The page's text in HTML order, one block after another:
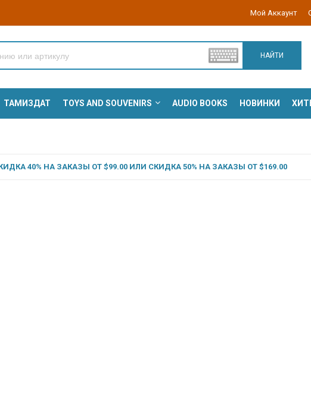
Мой Аккаунт
НАЙТИ
ТАМИЗДАТ TOYS AND SOUVENIRS AUDIO BOOKS НОВИНКИ
40% НА ЗАКАЗЫ ОТ $99.00 ИЛИ СКИДКА 50% НА ЗАКАЗЫ ОТ $169.00